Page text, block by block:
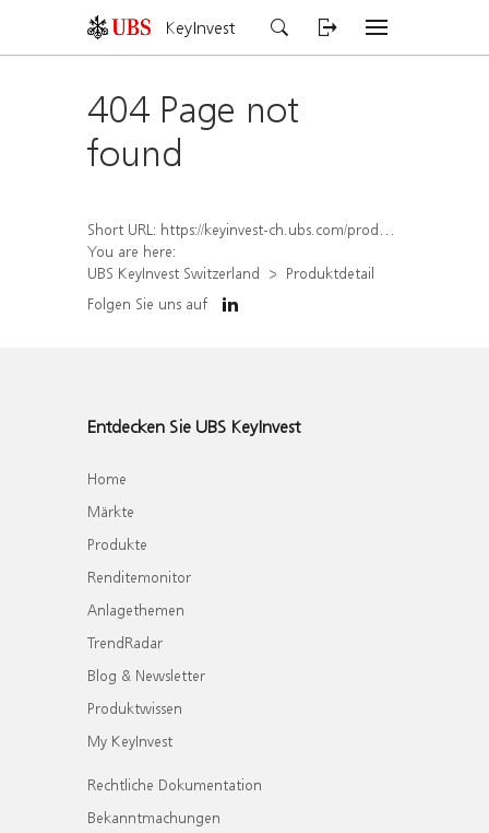
KeyInvest
404 Page not
found
Short URL: https://keyinvest-ch.ubs.com/produkt/detail/index/isin/CH1570362538
You are here:
UBS KeyInvest Switzerland
Produktdetail
Folgen Sie uns auf
Entdecken Sie UBS KeyInvest
Home
Märkte
Produkte
Renditemonitor
Anlagethemen
TrendRadar
Blog & Newsletter
Produktwissen
My KeyInvest
Rechtliche Dokumentation
Bekanntmachungen